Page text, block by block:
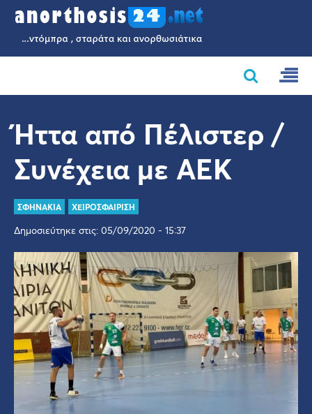
Ήττα από Πέλιστερ /
Συνέχεια με ΑΕΚ
ΣΦΗΝΑΚΙΑ ΧΕΙΡΟΣΦΑΙΡΙΣΗ
Δημοσιεύτηκε στις: 05/09/2020 - 15:37